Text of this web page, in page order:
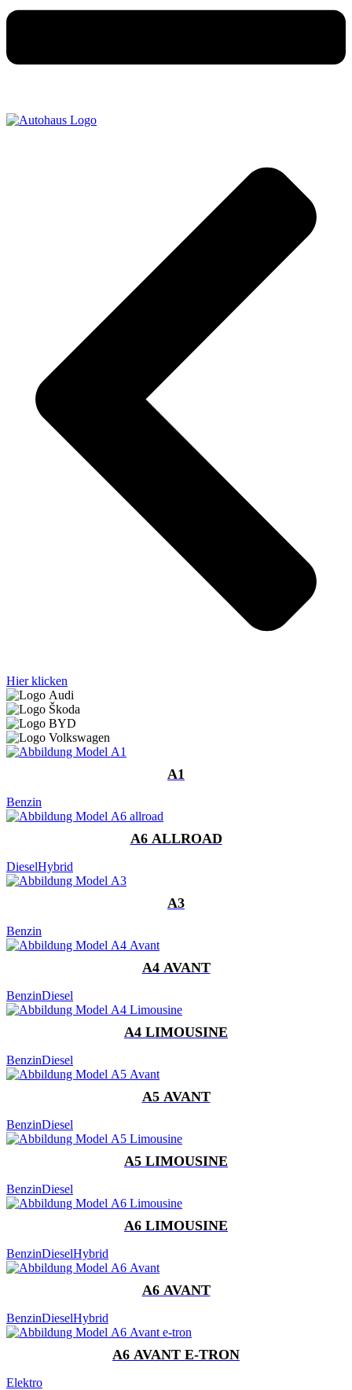
Hier klicken
A1
Benzin
A6 ALLROAD
DieselHybrid
A3
Benzin
A4 AVANT
BenzinDiesel
A4 LIMOUSINE
BenzinDiesel
A5 AVANT
BenzinDiesel
A5 LIMOUSINE
BenzinDiesel
A6 LIMOUSINE
BenzinDieselHybrid
A6 AVANT
BenzinDieselHybrid
A6 AVANT E-TRON
Elektro